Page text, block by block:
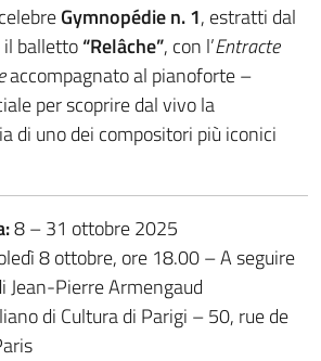
Gymnopédie n. 1, estratti dal
balletto“Relâche”, con l’Entracte
accompagnato al pianoforte –
per scoprire dal vivo la
di uno dei compositori più iconici
8 – 31 ottobre 2025
8 ottobre, ore 18.00 – A seguire
Jean-Pierre Armengaud
di Cultura di Parigi – 50, rue de